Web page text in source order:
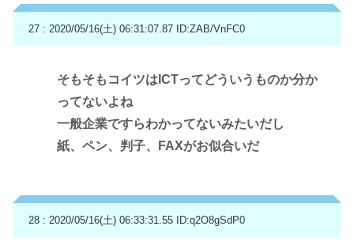
27 : 2020/05/16(土) 06:31:07.87 ID:ZAB/VnFC0
そもそもコイツはICTってどういうものか分か
ってないよね
一般企業ですらわかってないみたいだし
紙、ペン、判子、FAXがお似合いだ
28 : 2020/05/16(土) 06:33:31.55 ID:q2O8gSdP0